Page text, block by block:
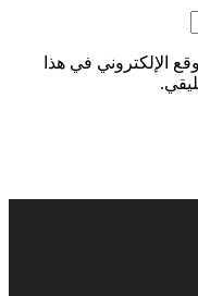
الإلكتروني في هذا